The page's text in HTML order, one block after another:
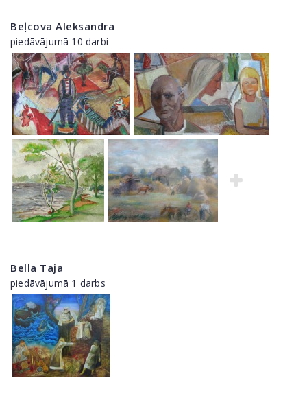
Beļcova Aleksandra
piedāvājumā 10 darbi
Bella Taja
piedāvājumā 1 darbs